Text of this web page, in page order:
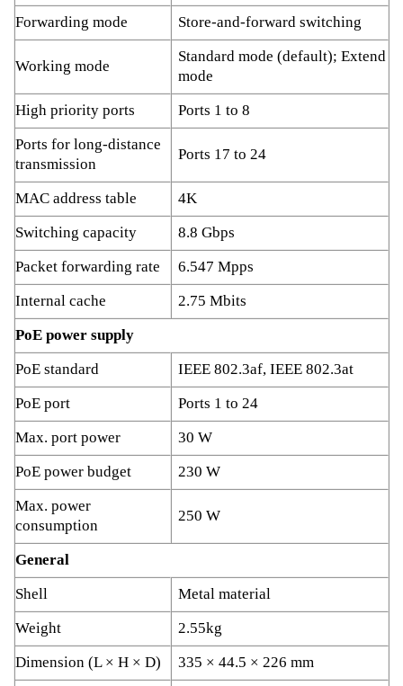
Forwarding mode
Store-and-forward switching
Working mode
Standard mode (default); Extend
mode
High priority ports
Ports 1 to 8
Ports for long-distance
transmission
Ports 17 to 24
MAC address table
4K
Switching capacity
8.8 Gbps
Packet forwarding rate
6.547 Mpps
Internal cache
2.75 Mbits
PoE power supply
PoE standard
IEEE 802.3af, IEEE 802.3at
PoE port
Ports 1 to 24
Max. port power
30 W
PoE power budget
230 W
Max. power
consumption
250 W
General
Shell
Metal material
Weight
2.55kg
Dimension (L × H × D)
335 × 44.5 × 226 mm